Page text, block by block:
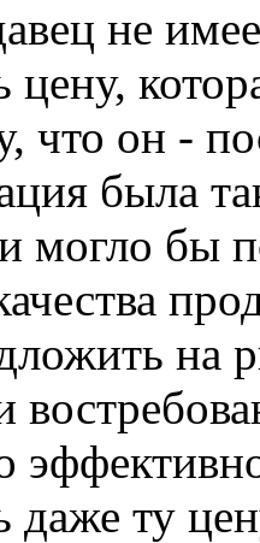
не
цену,
что он -
была
могло бы
на
даже ту